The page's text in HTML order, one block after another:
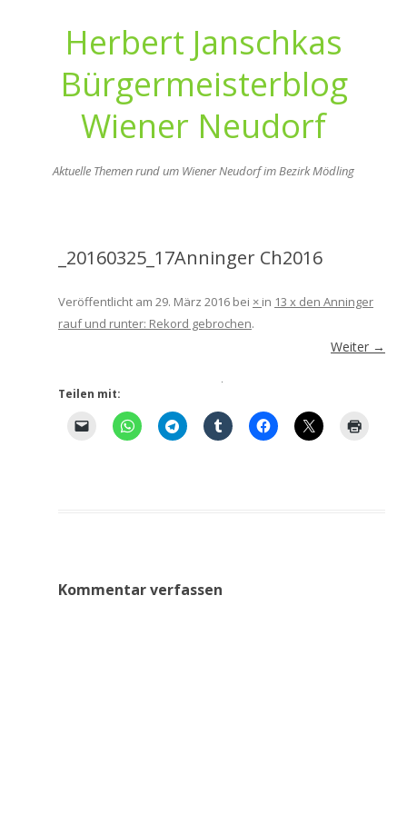
Herbert Janschkas
Bürgermeisterblog
Wiener Neudorf
Aktuelle Themen rund um Wiener Neudorf im Bezirk Mödling
_20160325_17Anninger Ch2016
Veröffentlicht am 29. März 2016 bei × in 13 x den Anninger
rauf und runter: Rekord gebrochen.
Weiter →
Teilen mit:
Kommentar verfassen